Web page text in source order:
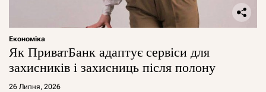
Економіка
Як ПриватБанк адаптує сервіси для
захисників і захисниць після полону
26 Липня, 2026